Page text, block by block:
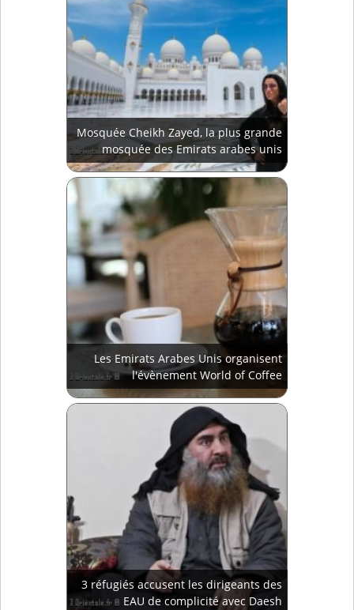
Mosquée Cheikh Zayed, la plus grande
mosquée des Emirats arabes unis
Les Emirats Arabes Unis organisent
l'évènement World of Coffee
3 réfugiés accusent les dirigeants des
EAU de complicité avec Daesh